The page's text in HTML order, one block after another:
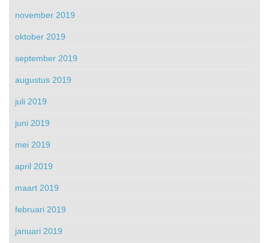
november 2019
oktober 2019
september 2019
augustus 2019
juli 2019
juni 2019
mei 2019
april 2019
maart 2019
februari 2019
januari 2019